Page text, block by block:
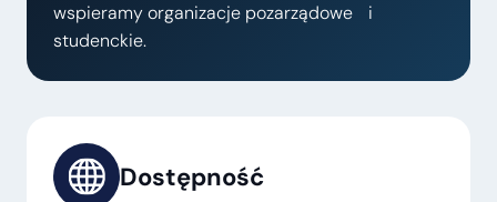
wspieramy organizacje pozarządowe i
studenckie.
Dostępność